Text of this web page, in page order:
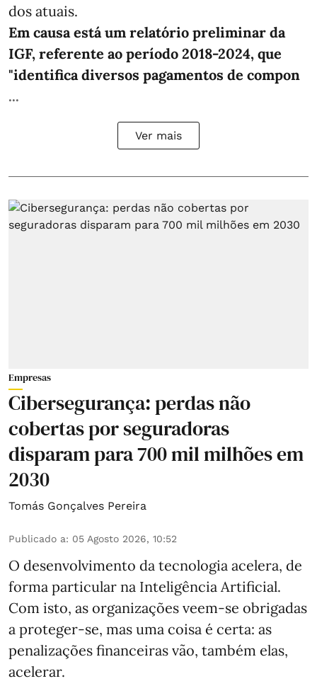
dos atuais.
Em causa está um relatório preliminar da
IGF, referente ao período 2018-2024, que
"identifica diversos pagamentos de compon
...
Ver mais
Empresas
Cibersegurança: perdas não
cobertas por seguradoras
disparam para 700 mil milhões em
2030
Tomás Gonçalves Pereira
Publicado a: 05 Agosto 2026, 10:52
O desenvolvimento da tecnologia acelera, de
forma particular na Inteligência Artificial.
Com isto, as organizações veem-se obrigadas
a proteger-se, mas uma coisa é certa: as
penalizações financeiras vão, também elas,
acelerar.